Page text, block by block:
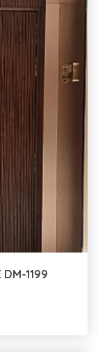
DM-1199